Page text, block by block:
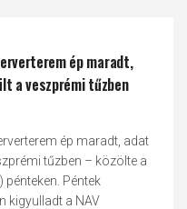
ép maradt,
a veszprémi tűzben
ép maradt, adat
tűzben – közölte a
pénteken. Péntek
kigyulladt a NAV